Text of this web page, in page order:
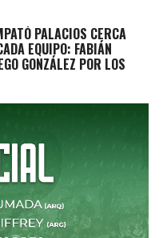
PALACIOS CERCA
EQUIPO: FABIÁN
GONZÁLEZ POR LOS